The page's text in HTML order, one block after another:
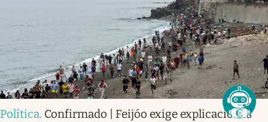
Política. Confirmado | Feijóo exige explicaciones